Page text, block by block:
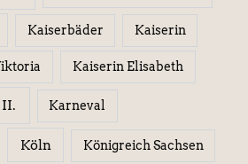
Kaiserbäder Kaiserin
Kaiserin Elisabeth
Karneval
Köln Königreich Sachsen